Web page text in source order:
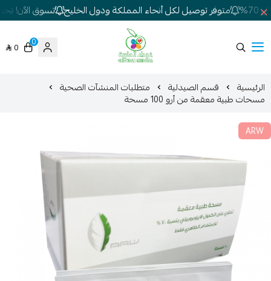
متوفر توصيل لكل أنحاء المملكة ودول الخليج تسوق الآن!
شركة غيداء المتطورة الطبية
0
0
الرئيسية قسم الصيدلية متطلبات المنشآت الصحية
مسحات طبية معقمة من أرو 100 مسحة
ARW